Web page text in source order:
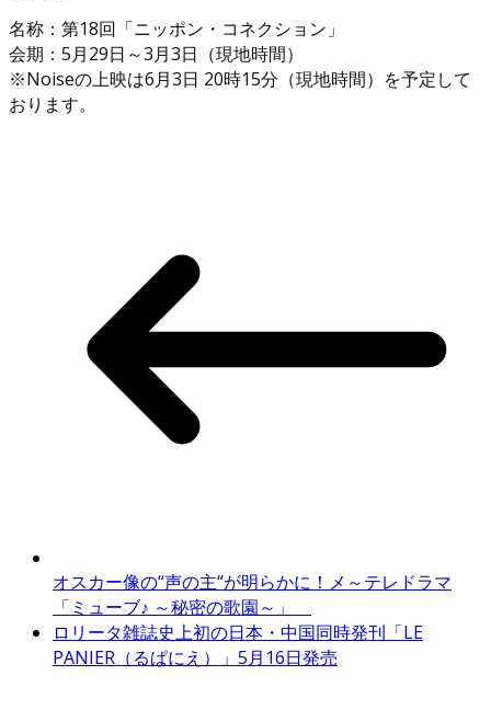
名称：第18回「ニッポン・コネクション」
会期：5月29日～3月3日（現地時間）
※Noiseの上映は6月3日 20時15分（現地時間）を予定して
おります。
オスカー像の“声の主“が明らかに！メ～テレドラマ
「ミューブ♪ ～秘密の歌園～」
ロリータ雑誌史上初の日本・中国同時発刊「LE
PANIER（るぱにえ）」5月16日発売